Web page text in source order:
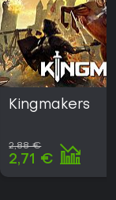
Kingmakers
2,88 €
2,71 €